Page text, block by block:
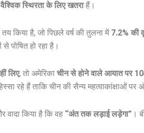
वैश्विक स्थिरता के लिए खतराहैं।
तय किया है, जो पिछले वर्ष की तुलना में 7.2% की
पोषित हो रहा है।
लिए, तो अमेरिका चीन से होने वाले आयात पर
रहे हैं ताकि चीन की सैन्य महत्वाकांक्षाओं
वादा किया है कि वह “अंत तक लड़ाई लड़ेगा” ।